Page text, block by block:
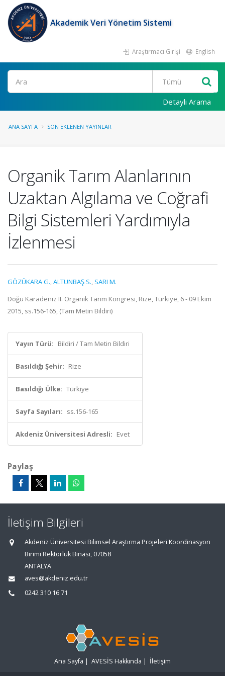
Akademik Veri Yönetim Sistemi
Araştırmacı Girişi English
Ara
Detaylı Arama
ANA SAYFA SON EKLENEN YAYINLAR
Organik Tarım Alanlarının
Uzaktan Algılama ve Coğrafi
Bilgi Sistemleri Yardımıyla
İzlenmesi
GÖZÜKARA G.,ALTUNBAŞ S., SARI M.
Doğu Karadeniz II. Organik Tarım Kongresi, Rize, Türkiye, 6 - 09 Ekim
2015, ss.156-165, (Tam Metin Bildiri)
Yayın Türü: Bildiri / Tam Metin Bildiri
Basıldığı Şehir: Rize
Basıldığı Ülke: Türkiye
Sayfa Sayıları: ss.156-165
Akdeniz Üniversitesi Adresli: Evet
Paylaş
İletişim Bilgileri
Akdeniz Üniversitesi Bilimsel Araştırma Projeleri Koordinasyon
Birimi Rektörlük Binası, 07058
ANTALYA
aves@akdeniz.edu.tr
0242 310 16 71
Ana Sayfa | AVESİS Hakkında | İletişim